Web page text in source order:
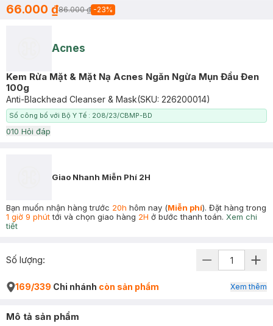
66.000 ₫86.000 ₫ -23%
Acnes
Kem Rửa Mặt & Mặt Nạ Acnes Ngăn Ngừa Mụn Đầu Đen
100g
Anti-Blackhead Cleanser & Mask(SKU: 226200014)
Số công bố với Bộ Y Tế : 208/23/CBMP-BD
010 Hỏi đáp
Giao Nhanh Miễn Phí 2H
Bạn muốn nhận hàng trước 20h hôm nay (Miễn phí). Đặt hàng trong
1 giờ 9 phúttới và chọn giao hàng 2H ở bước thanh toán. Xem chi
tiết
Số lượng:
169/339 Chi nhánh còn sản phẩm Xem thêm
Mô tả sản phẩm